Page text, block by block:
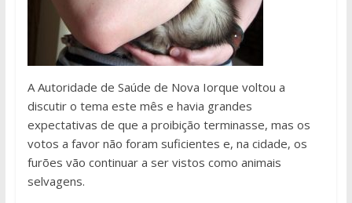
A Autoridade de Saúde de Nova Iorque voltou a
discutir o tema este mês e havia grandes
expectativas de que a proibição terminasse, mas os
votos a favor não foram suficientes e, na cidade, os
furões vão continuar a ser vistos como animais
selvagens.